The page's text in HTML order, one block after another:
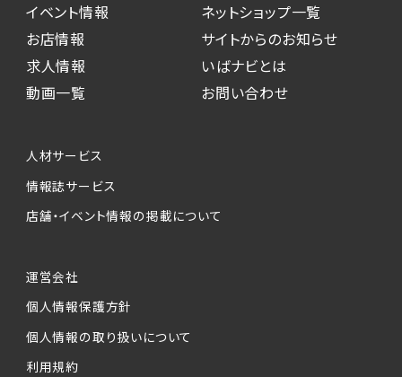
イベント情報
お店情報
求人情報
動画一覧
ネットショップ一覧
サイトからのお知らせ
いばナビとは
お問い合わせ
人材サービス
情報誌サービス
店舗・イベント情報の掲載について
運営会社
個人情報保護方針
個人情報の取り扱いについて
利用規約